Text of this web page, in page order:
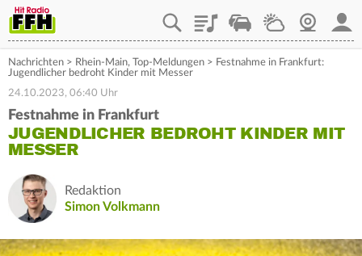
PlaylistStaupilotWetterWebcam
Nachrichten > Rhein-Main, Top-Meldungen > Festnahme in Frankfurt:
Jugendlicher bedroht Kinder mit Messer
24.10.2023, 06:40 Uhr
Festnahme in Frankfurt
JUGENDLICHER BEDROHT KINDER MIT
MESSER
Redaktion
Simon Volkmann